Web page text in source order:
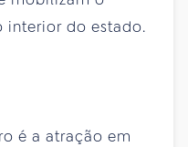
interior do estado.
é a atração em